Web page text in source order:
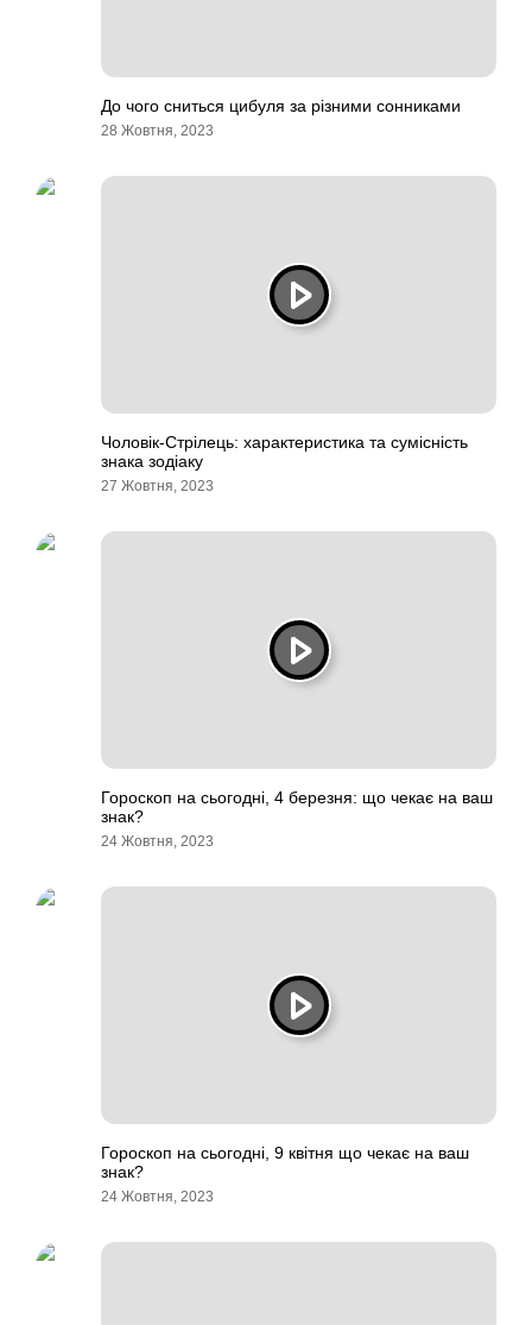
До чого сниться цибуля за різними сонниками
28 Жовтня, 2023
Чоловік-Стрілець: характеристика та сумісність
знака зодіаку
27 Жовтня, 2023
Гороскоп на сьогодні, 4 березня: що чекає на ваш
знак?
24 Жовтня, 2023
Гороскоп на сьогодні, 9 квітня що чекає на ваш
знак?
24 Жовтня, 2023